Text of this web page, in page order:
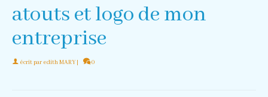
atouts et logo de mon
entreprise
écrit par edith MARY | 0